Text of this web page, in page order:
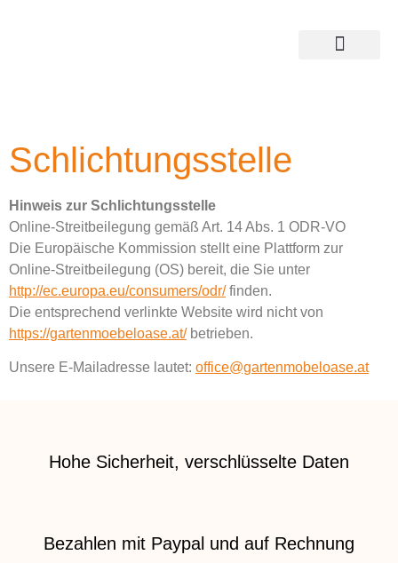
Schlichtungsstelle
Hinweis zur Schlichtungsstelle
Online-Streitbeilegung gemäß Art. 14 Abs. 1 ODR-VO
Die Europäische Kommission stellt eine Plattform zur
Online-Streitbeilegung (OS) bereit, die Sie unter
http://ec.europa.eu/consumers/odr/finden.
Die entsprechend verlinkte Website wird nicht von
https://gartenmoebeloase.at/betrieben.
Unsere E-Mailadresse lautet: office@gartenmobeloase.at
Hohe Sicherheit, verschlüsselte Daten
Bezahlen mit Paypal und auf Rechnung